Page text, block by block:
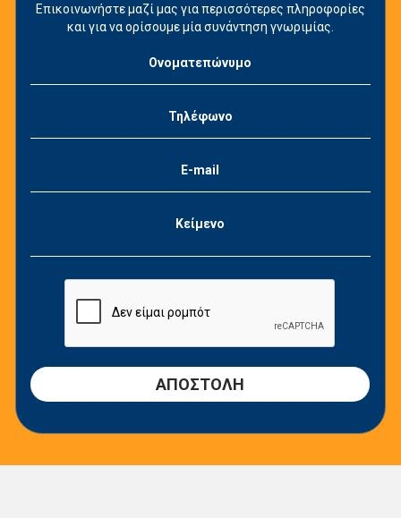
Επικοινωνήστε μαζί μας για περισσότερες πληροφορίες
και για να ορίσουμε μία συνάντηση γνωριμίας.
Ονοματεπώνυμο
Τηλέφωνο
E-mail
Κείμενο